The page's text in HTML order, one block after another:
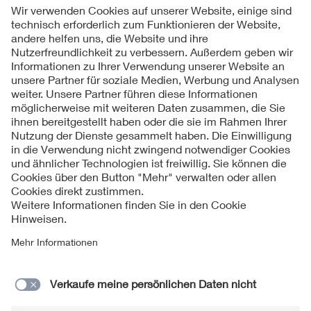
Folgen Sie uns
Datenschutzinformationen